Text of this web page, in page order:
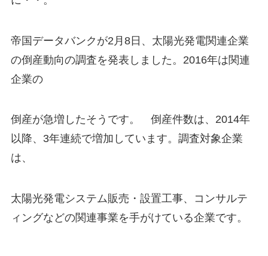
帝国データバンクが2月8日、太陽光発電関連企業
の倒産動向の調査を発表しました。2016年は関連
企業の
倒産が急増したそうです。 倒産件数は、2014年
以降、3年連続で増加しています。調査対象企業
は、
太陽光発電システム販売・設置工事、コンサルテ
ィングなどの関連事業を手がけている企業です。